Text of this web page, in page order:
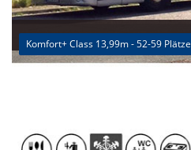
Komfort+ Class 13,99m - 52-59 Plätze